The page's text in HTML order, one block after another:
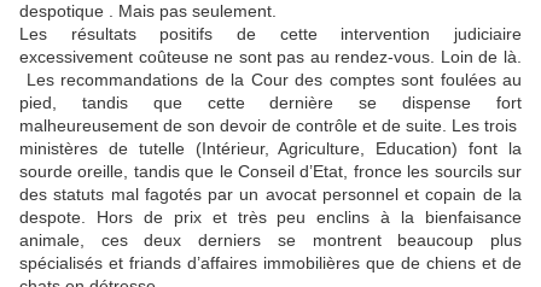
despotique . Mais pas seulement.
Les résultats positifs de cette intervention judiciaire
excessivement coûteuse ne sont pas au rendez-vous. Loin de là.
Les recommandations de la Cour des comptes sont foulées au
pied, tandis que cette dernière se dispense fort
malheureusement de son devoir de contrôle et de suite. Les trois
ministères de tutelle (Intérieur, Agriculture, Education) font la
sourde oreille, tandis que le Conseil d’Etat, fronce les sourcils sur
des statuts mal fagotés par un avocat personnel et copain de la
despote. Hors de prix et très peu enclins à la bienfaisance
animale, ces deux derniers se montrent beaucoup plus
spécialisés et friands d’affaires immobilières que de chiens et de